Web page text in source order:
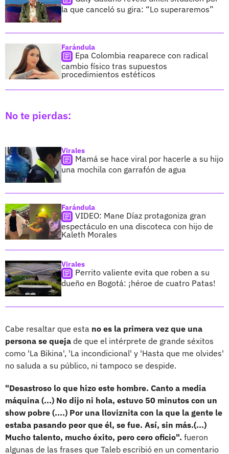
la que canceló su gira: “Lo superaremos”
Farándula
Epa Colombia reaparece con radical
cambio físico tras supuestos
procedimientos estéticos
No te pierdas:
Virales
Mamá se hace viral por hacerle a su hijo
una mochila con garrafón de agua
Farándula
VIDEO: Mane Díaz protagoniza gran
espectáculo en una discoteca con hijo de
Kaleth Morales
Virales
Perrito valiente evita que roben a su
dueño en Bogotá: ¡héroe de cuatro Patas!
Cabe resaltar que esta no es la primera vez que una
persona se queja de que el intérprete de grande séxitos
como 'La Bikina', 'La incondicional' y 'Hasta que me olvides'
no saluda a su público, ni tampoco se despide.
"Desastroso lo que hizo este hombre. Canto a media
máquina (...) No dijo ni hola, estuvo 50 minutos con un
show pobre (....) Por una lloviznita con la que la gente le
estaba pasando peor que él, se fue. Así, sin más.(...)
Mucho talento, mucho éxito, pero cero oficio". fueron
algunas de las frases que Taleb escribió en un comentario